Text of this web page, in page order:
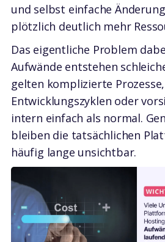
und selbst einfache
plötzlich deutlich mehr
Das eigentliche Problem
Aufwände entstehen
gelten komplizierte
Entwicklungszyklen oder
intern einfach als normal.
bleiben die tatsächlichen
häufig lange unsichtbar.